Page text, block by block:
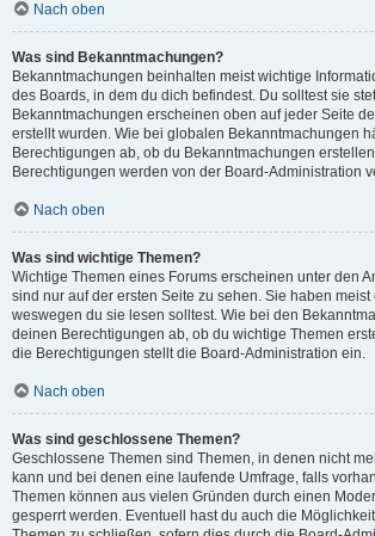
Nach oben
Was sind Bekanntmachungen?
Bekanntmachungen beinhalten meist wichtige
des Boards, in dem du dich befindest. Du solltest sie
Bekanntmachungen erscheinen oben auf jeder Seite
erstellt wurden. Wie bei globalen Bekanntmachungen
Berechtigungen ab, ob du Bekanntmachungen
Berechtigungen werden von der Board-Administration
Nach oben
Was sind wichtige Themen?
Wichtige Themen eines Forums erscheinen unter den
sind nur auf der ersten Seite zu sehen. Sie haben
weswegen du sie lesen solltest. Wie bei den
deinen Berechtigungen ab, ob du wichtige Themen
die Berechtigungen stellt die Board-Administration ein.
Nach oben
Was sind geschlossene Themen?
Geschlossene Themen sind Themen, in denen nicht
kann und bei denen eine laufende Umfrage, falls
Themen können aus vielen Gründen durch einen
gesperrt werden. Eventuell hast du auch die